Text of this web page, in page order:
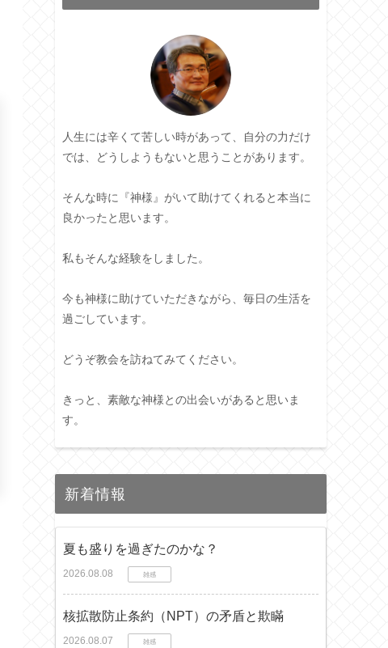
人生には辛くて苦しい時があって、自分の力だけ
では、どうしようもないと思うことがあります。
そんな時に『神様』がいて助けてくれると本当に
良かったと思います。
私もそんな経験をしました。
今も神様に助けていただきながら、毎日の生活を
過ごしています。
どうぞ教会を訪ねてみてください。
きっと、素敵な神様との出会いがあると思いま
す。
新着情報
夏も盛りを過ぎたのかな？
2026.08.08 雑感
核拡散防止条約（NPT）の矛盾と欺瞞
2026.08.07 雑感